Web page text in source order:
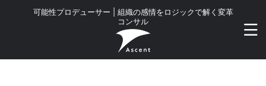
可能性プロデューサー | 組織の感情をロジックで解く変革
コンサル